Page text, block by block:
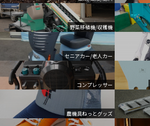
野菜移植機/収穫機
セニアカー/老人カー
コンプレッサー
農機具ねっとグッズ